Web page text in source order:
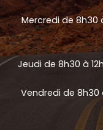
Mercredi de 8h30
Jeudi de 8h30 à
Vendredi de 8h30